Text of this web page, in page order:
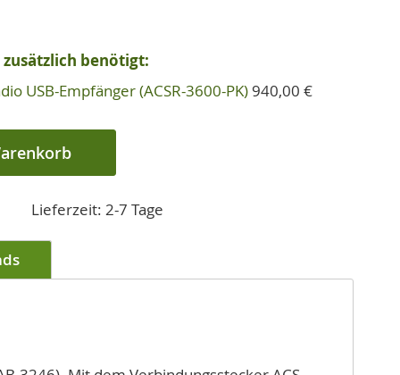
benötigt:
USB-Empfänger (ACSR-3600-PK) 940,00 €
Lieferzeit: 2-7 Tage